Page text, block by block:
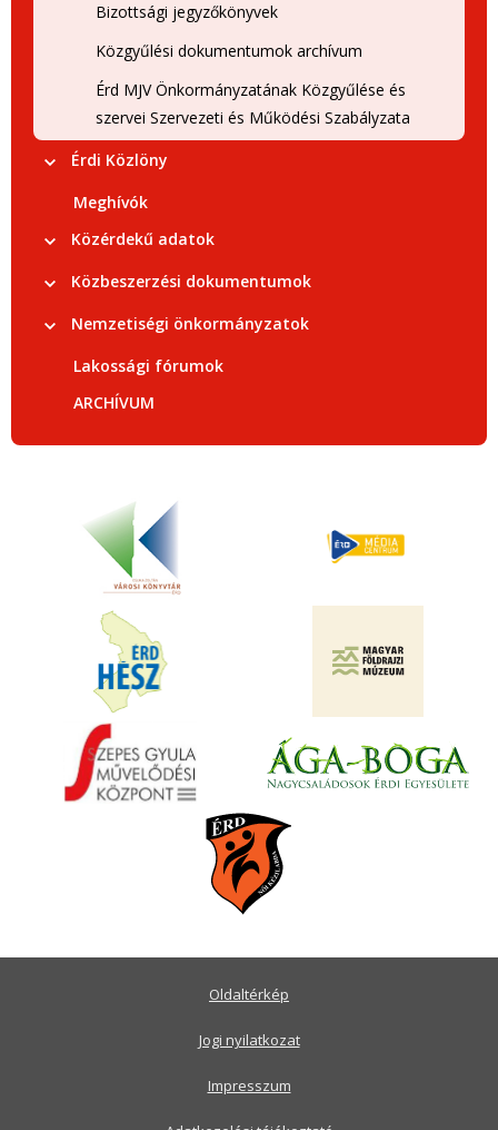
Bizottsági jegyzőkönyvek
Közgyűlési dokumentumok archívum
Érd MJV Önkormányzatának Közgyűlése és
szervei Szervezeti és Működési Szabályzata
Érdi Közlöny
Meghívók
Közérdekű adatok
Közbeszerzési dokumentumok
Nemzetiségi önkormányzatok
Lakossági fórumok
ARCHÍVUM
Oldaltérkép
Jogi nyilatkozat
Impresszum